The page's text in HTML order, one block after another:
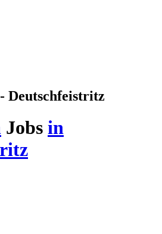
Deutschfeistritz
Jobs in